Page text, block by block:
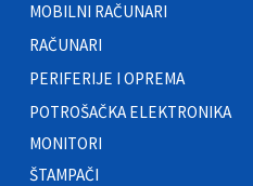
MOBILNI RAČUNARI
RAČUNARI
PERIFERIJE I OPREMA
POTROŠAČKA ELEKTRONIKA
MONITORI
ŠTAMPAČI